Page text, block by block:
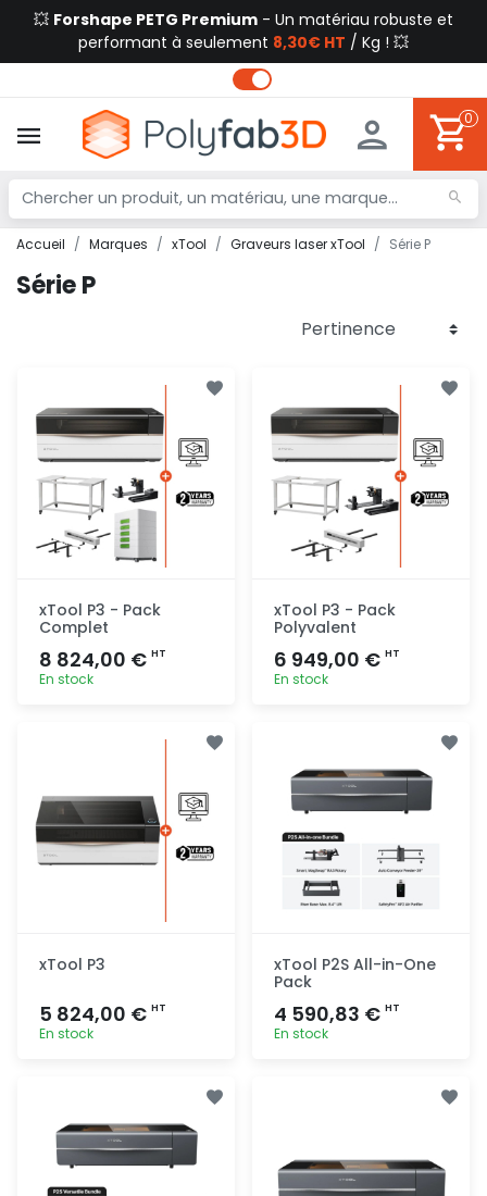
💥 Forshape PETG Premium - Un matériau robuste et
performant à seulement 8,30€ HT / Kg ! 💥
0
Accueil Marques xTool Graveurs laser xTool Série P
Série P
xTool P3 - Pack
Complet
8 824,00 € HT
En stock
xTool P3 - Pack
Polyvalent
6 949,00 € HT
En stock
xTool P3
5 824,00 € HT
En stock
xTool P2S All-in-One
Pack
4 590,83 € HT
En stock